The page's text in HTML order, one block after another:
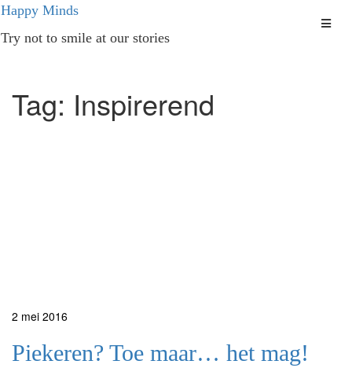
Ga
naar
de
Happy Minds
Try not to smile at our stories
Tag: Inspirerend
2 mei 2016
Piekeren? Toe maar… het mag!